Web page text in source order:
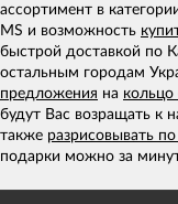
ассортимент в
MS и возможность
быстрой доставкой по
остальным городам
предложения на кольцо
будут Вас возращать к
также разрисовывать
подарки можно за